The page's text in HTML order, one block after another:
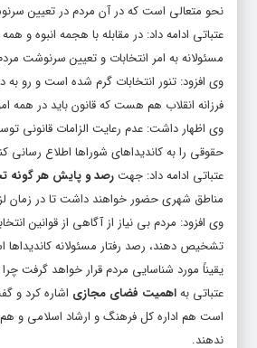
نحو متعالی است که در آن مردم در تعیین
عتباتی ادامه داد: در مقابله با هجمه انبوه
مسئولانه به امر انتخابات و تعیین سرنوشت
وی افزود: تنور انتخابات گرم شده است و رو
فرزانه انقلاب هم هست که قانون باید در همه
وی اظهار داشت: عدم رعایت الزامات قانونی
حقوقی را به کاندیداهای شوراها اطلاع رسانی
عتباتی ادامه داد: جهترصد و پایش هر گونه
مناطق شهری حضور خواهند داشت تا در زمان
وی افزود: مردم بی نیاز از آگاهی از قوانین
تشخیص دهند، رصد رفتار مسئولانه کاندیداها
یقیناً مورد شناسایی مردم قرار خواهد گرفت
عتباتی بهاهمیت فضای مجازی اشاره کرد و
است هم اداره کل فرهنگ و ارشاد اسلامی و
ندهند.